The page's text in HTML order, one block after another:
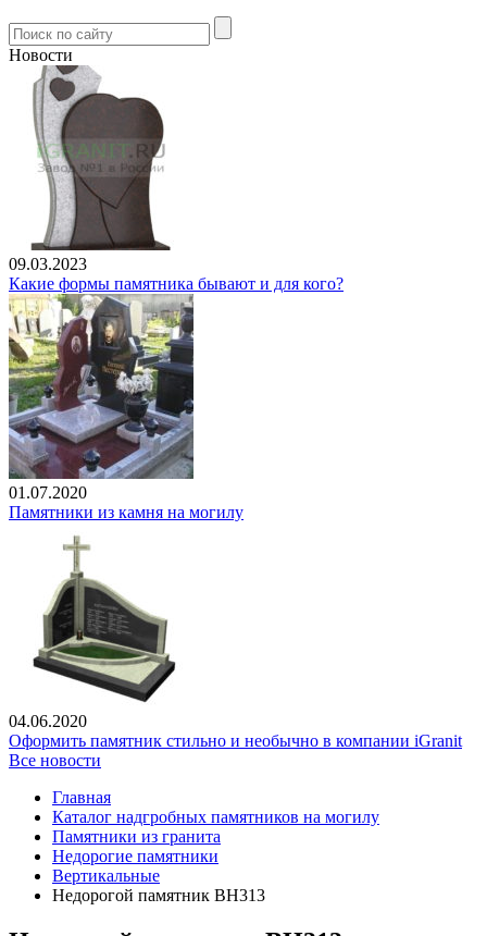
Новости
09.03.2023
Какие формы памятника бывают и для кого?
01.07.2020
Памятники из камня на могилу
04.06.2020
Оформить памятник стильно и необычно в компании iGranit
Все новости
Главная
Каталог надгробных памятников на могилу
Памятники из гранита
Недорогие памятники
Вертикальные
Недорогой памятник ВН313